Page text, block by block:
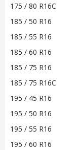
175 / 80 R16C
185 / 50 R16
185 / 55 R16
185 / 60 R16
185 / 75 R16
185 / 75 R16C
195 / 45 R16
195 / 50 R16
195 / 55 R16
195 / 60 R16